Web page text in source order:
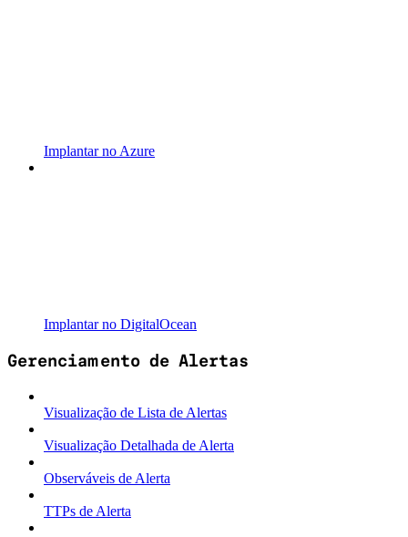
Implantar no Azure
Implantar no DigitalOcean
Gerenciamento de Alertas
Visualização de Lista de Alertas
Visualização Detalhada de Alerta
Observáveis de Alerta
TTPs de Alerta